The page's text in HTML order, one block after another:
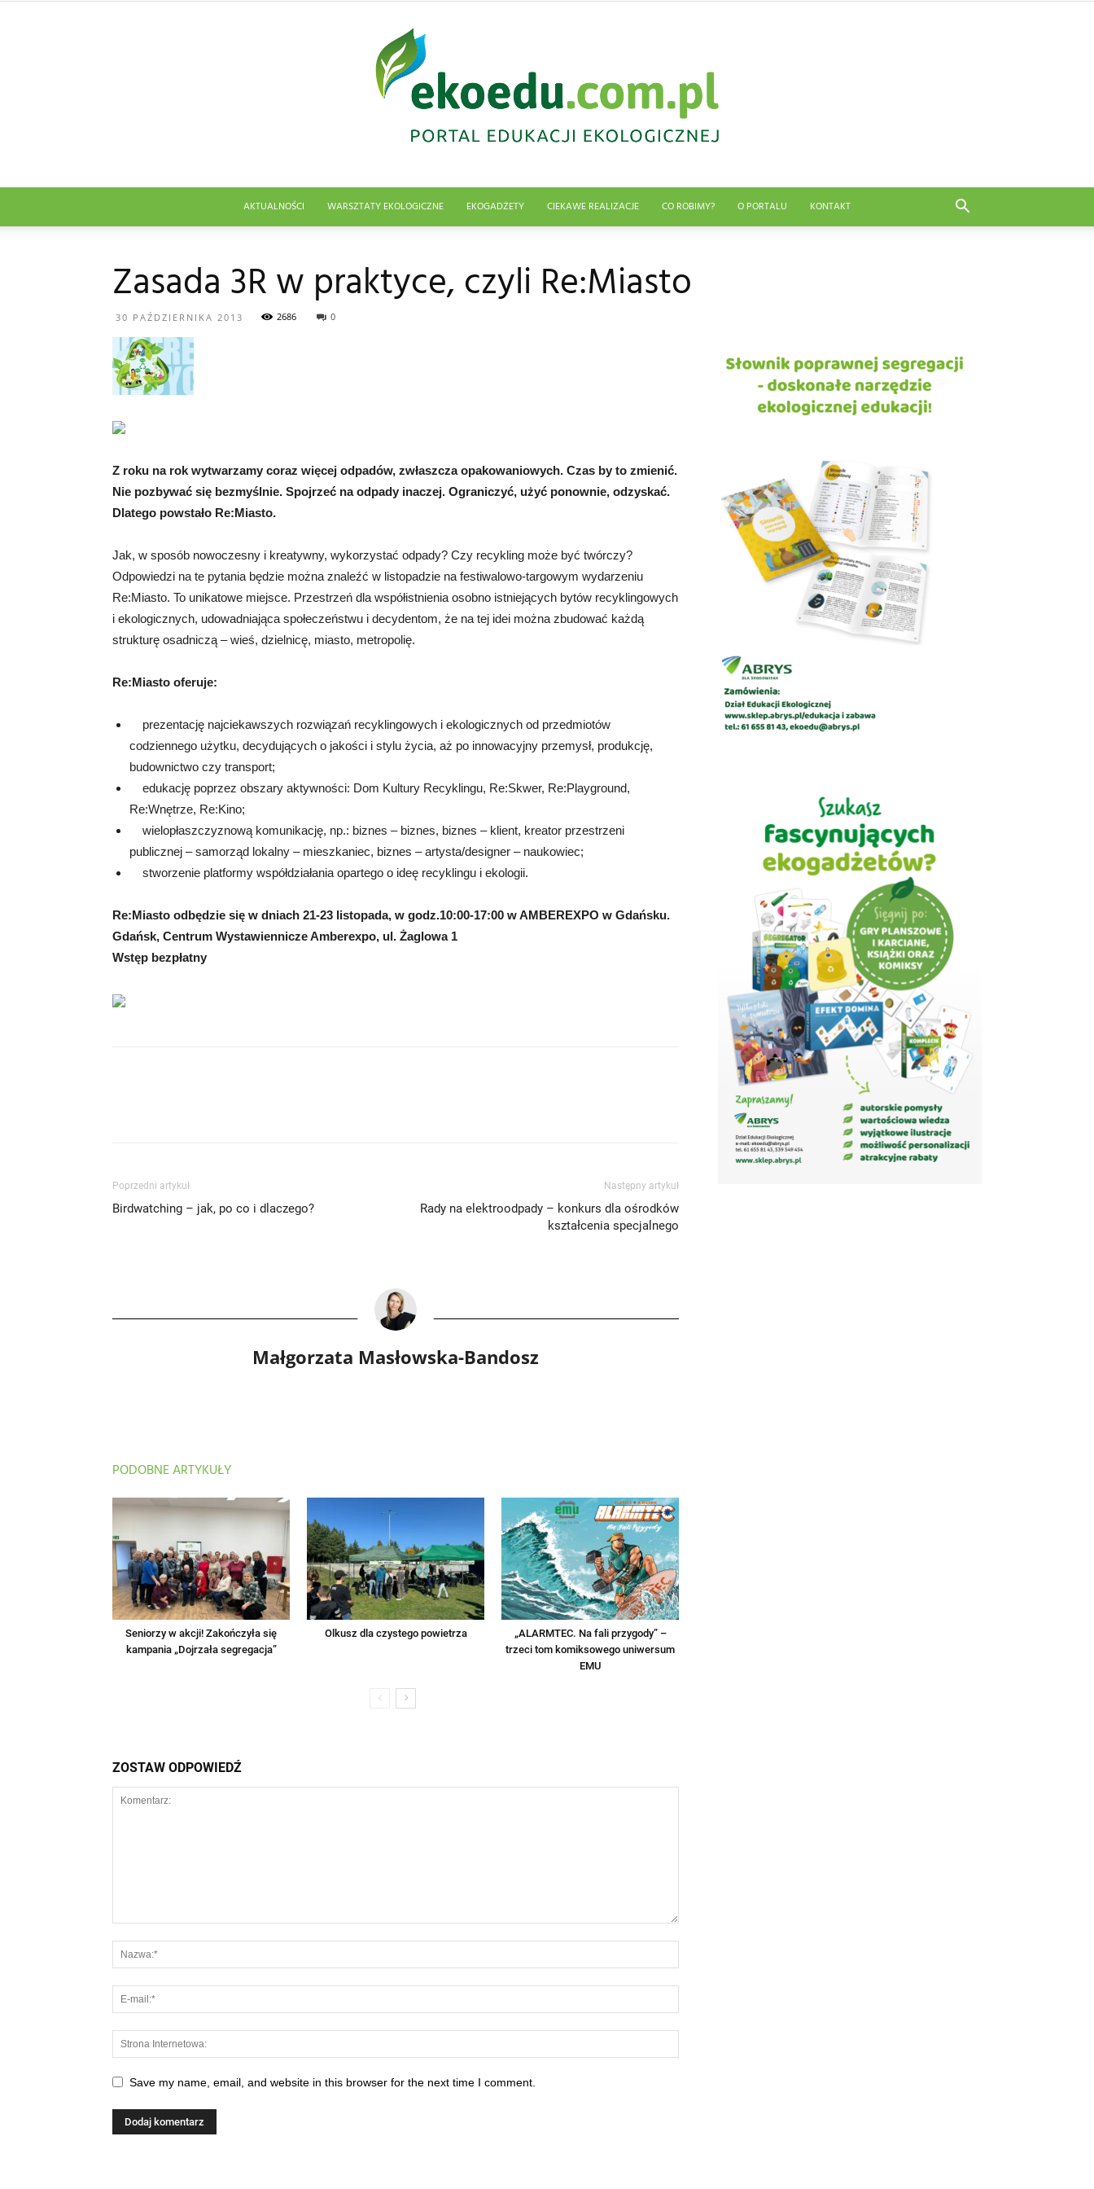
AKTUALNOŚCI WARSZTATY EKOLOGICZNE EKOGADŻETY CIEKAWE REALIZACJE CO ROBIMY? O PORTALU KONTAKT
Zasada 3R w praktyce, czyli Re:Miasto
30 PAŹDZIERNIKA 2013 2686 0
Z roku na rok wytwarzamy coraz więcej odpadów, zwłaszcza opakowaniowych. Czas by to zmienić.
Nie pozbywać się bezmyślnie. Spojrzeć na odpady inaczej. Ograniczyć, użyć ponownie, odzyskać.
Dlatego powstało Re:Miasto.
Jak, w sposób nowoczesny i kreatywny, wykorzystać odpady? Czy recykling może być twórczy?
Odpowiedzi na te pytania będzie można znaleźć w listopadzie na festiwalowo-targowym wydarzeniu
Re:Miasto. To unikatowe miejsce. Przestrzeń dla współistnienia osobno istniejących bytów recyklingowych
i ekologicznych, udowadniająca społeczeństwu i decydentom, że na tej idei można zbudować każdą
strukturę osadniczą – wieś, dzielnicę, miasto, metropolię.
Re:Miasto oferuje:
prezentację najciekawszych rozwiązań recyklingowych i ekologicznych od przedmiotów
codziennego użytku, decydujących o jakości i stylu życia, aż po innowacyjny przemysł, produkcję,
budownictwo czy transport;
edukację poprzez obszary aktywności: Dom Kultury Recyklingu, Re:Skwer, Re:Playground,
Re:Wnętrze, Re:Kino;
wielopłaszczyznową komunikację, np.: biznes – biznes, biznes – klient, kreator przestrzeni
publicznej – samorząd lokalny – mieszkaniec, biznes – artysta/designer – naukowiec;
stworzenie platformy współdziałania opartego o ideę recyklingu i ekologii.
Re:Miasto odbędzie się w dniach 21-23 listopada, w godz.10:00-17:00 w AMBEREXPO w Gdańsku.
Gdańsk, Centrum Wystawiennicze Amberexpo, ul. Żaglowa 1
Wstęp bezpłatny
Poprzedni artykuł
Birdwatching – jak, po co i dlaczego?
Następny artykuł
Rady na elektroodpady – konkurs dla ośrodków
kształcenia specjalnego
Małgorzata Masłowska-Bandosz
PODOBNE ARTYKUŁY
Seniorzy w akcji! Zakończyła się
kampania „Dojrzała segregacja”
Olkusz dla czystego powietrza
„ALARMTEC. Na fali przygody” –
trzeci tom komiksowego uniwersum
EMU
ZOSTAW ODPOWIEDŹ
Save my name, email, and website in this browser for the next time I comment.